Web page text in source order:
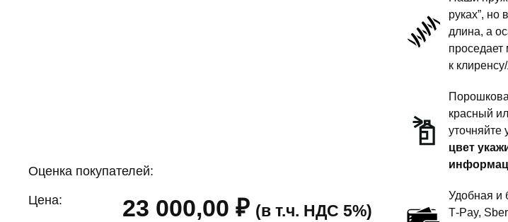
Оценка покупателей:
Цена: 23 000,00₽ (в т.ч. НДС 5%)
подвески
комфорт
руках”,
длина, а
к
красный
цвет
Удобная и
T‑Pay,